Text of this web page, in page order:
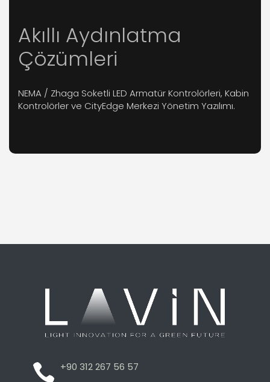
Akıllı Aydınlatma
Çözümleri
NEMA / Zhaga Soketli LED Armatür Kontrolörleri, Kabin
Kontrolörler ve CityEdge Merkezi Yönetim Yazılımı.
+90 312 267 56 57